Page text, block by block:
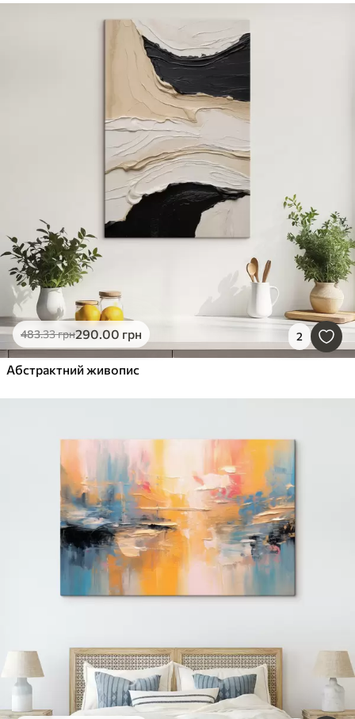
483.33грн290 .00 грн 2
Абстрактний живопис